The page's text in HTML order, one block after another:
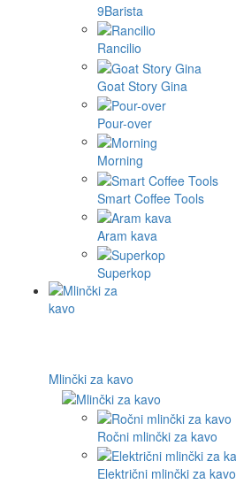
9Barista
Rancilio
Goat Story Gina
Pour-over
Morning
Smart Coffee Tools
Aram kava
Superkop
Mlinčki za kavo
Ročni mlinčki za kavo
Električni mlinčki za kavo